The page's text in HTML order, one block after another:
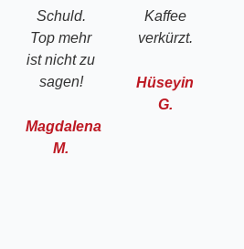
Schuld.
Top mehr
ist nicht zu
sagen!
Magdalena
M.
Kaffee
verkürzt.
Hüseyin
G.